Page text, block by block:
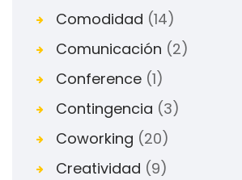
Comodidad (14)
Comunicación (2)
Conference (1)
Contingencia (3)
Coworking (20)
Creatividad (9)